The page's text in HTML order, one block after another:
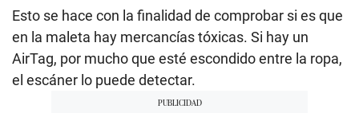
Esto se hace con la finalidad de comprobar si es que
en la maleta hay mercancías tóxicas. Si hay un
AirTag, por mucho que esté escondido entre la ropa,
el escáner lo puede detectar.